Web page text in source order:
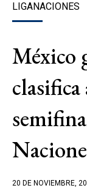
LIGANACIONES
México
20 DE NOVIEMBRE,